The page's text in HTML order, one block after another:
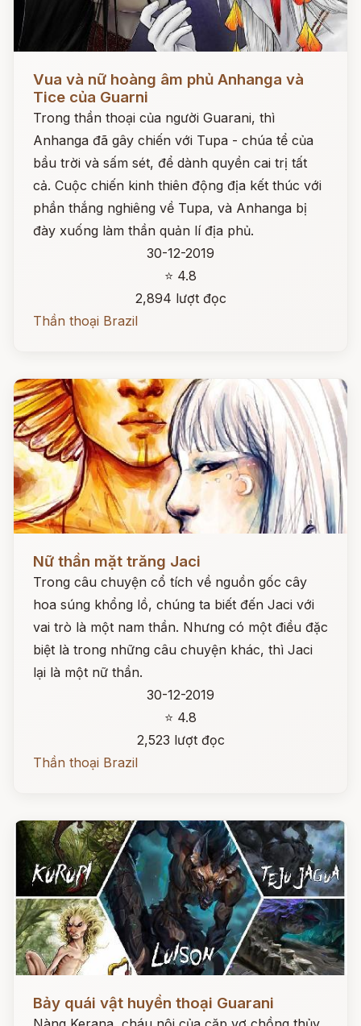
Vua và nữ hoàng âm phủ Anhanga và
Tice của Guarni
Trong thần thoại của người Guarani, thì
Anhanga đã gây chiến với Tupa - chúa tể của
bầu trời và sấm sét, để dành quyền cai trị tất
cả. Cuộc chiến kinh thiên động địa kết thúc với
phần thắng nghiêng về Tupa, và Anhanga bị
đày xuống làm thần quản lí địa phủ.
30-12-2019
⭐ 4.8
2,894 lượt đọc
Thần thoại Brazil
Nữ thần mặt trăng Jaci
Trong câu chuyện cổ tích về nguồn gốc cây
hoa súng khổng lồ, chúng ta biết đến Jaci với
vai trò là một nam thần. Nhưng có một điều đặc
biệt là trong những câu chuyện khác, thì Jaci
lại là một nữ thần.
30-12-2019
⭐ 4.8
2,523 lượt đọc
Thần thoại Brazil
Bảy quái vật huyền thoại Guarani